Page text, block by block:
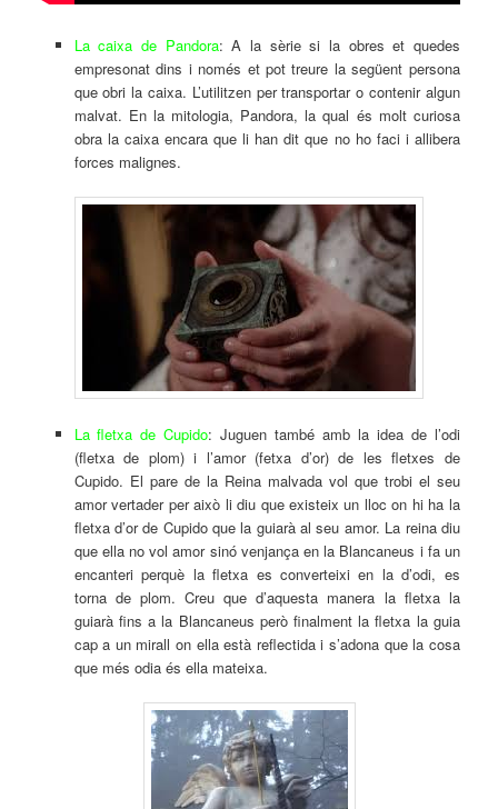
La caixa de Pandora: A la sèrie si la obres et quedes
empresonat dins i només et pot treure la següent persona
que obri la caixa. L’utilitzen per transportar o contenir algun
malvat. En la mitologia, Pandora, la qual és molt curiosa
obra la caixa encara que li han dit que no ho faci i allibera
forces malignes.
La fletxa de Cupido: Juguen també amb la idea de l’odi
(fletxa de plom) i l’amor (fetxa d’or) de les fletxes de
Cupido. El pare de la Reina malvada vol que trobi el seu
amor vertader per això li diu que existeix un lloc on hi ha la
fletxa d’or de Cupido que la guiarà al seu amor. La reina diu
que ella no vol amor sinó venjança en la Blancaneus i fa un
encanteri perquè la fletxa es converteixi en la d’odi, es
torna de plom. Creu que d’aquesta manera la fletxa la
guiarà fins a la Blancaneus però finalment la fletxa la guia
cap a un mirall on ella està reflectida i s’adona que la cosa
que més odia és ella mateixa.